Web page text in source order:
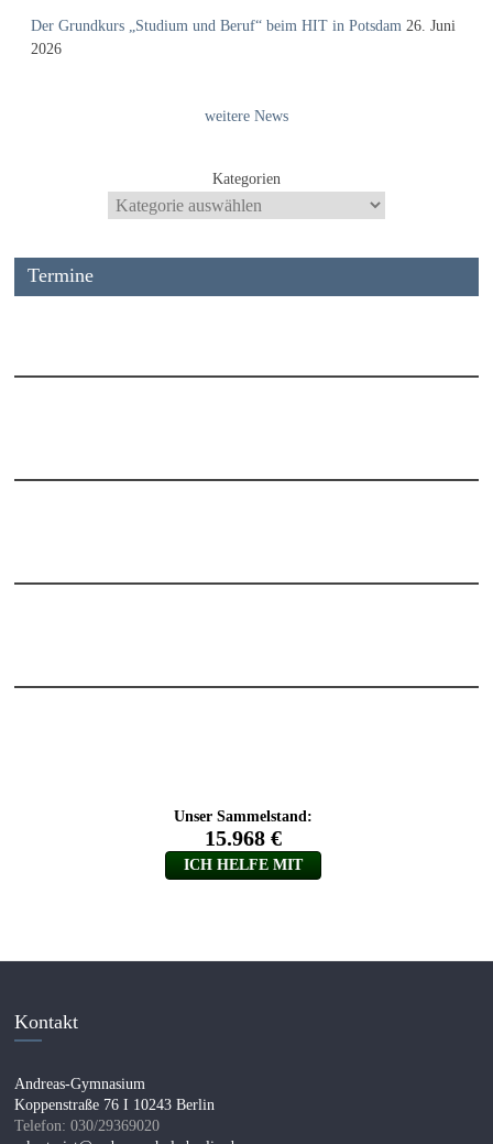
Der Grundkurs „Studium und Beruf“ beim HIT in Potsdam 26. Juni
2026
weitere News
Kategorien
Termine
Kontakt
Andreas-Gymnasium
Koppenstraße 76 I 10243 Berlin
Telefon: 030/29369020